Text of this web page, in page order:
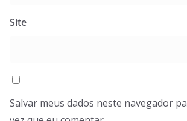
Site
Salvar meus dados neste navegador